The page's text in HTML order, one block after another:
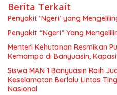
Berita Terkait
Penyakit ‘Ngeri’ yang
Penyakit “Ngeri” Yang
Menteri Kehutanan Resmikan
Kemampo di Banyuasin,
Siswa MAN 1 Banyuasin Raih
Keselamatan Berlalu Lintas
Nasional